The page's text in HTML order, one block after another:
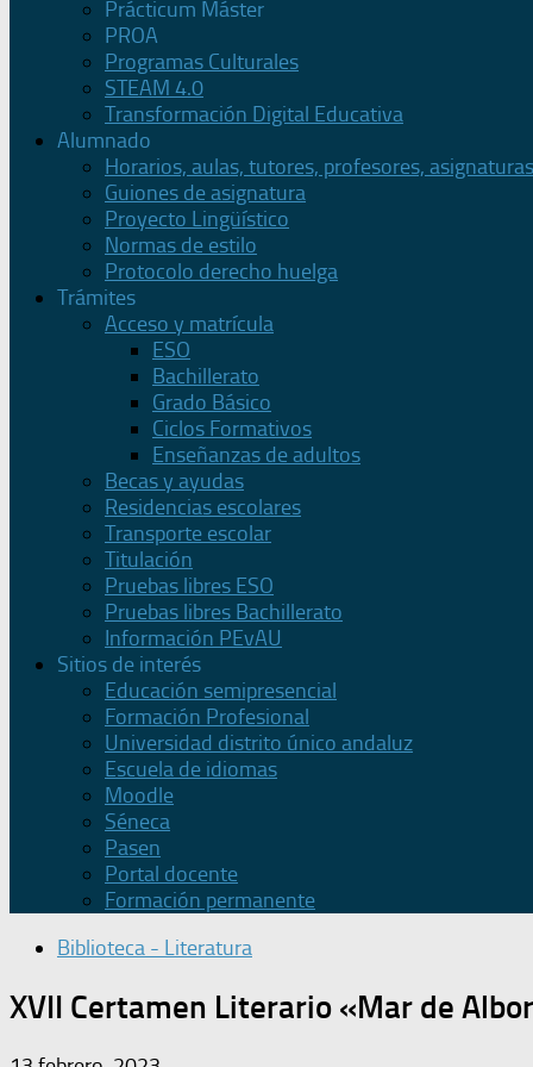
Prácticum Máster
PROA
Programas Culturales
STEAM 4.0
Transformación Digital Educativa
Alumnado
Horarios, aulas, tutores, profesores, asignaturas
Guiones de asignatura
Proyecto Lingüístico
Normas de estilo
Protocolo derecho huelga
Trámites
Acceso y matrícula
ESO
Bachillerato
Grado Básico
Ciclos Formativos
Enseñanzas de adultos
Becas y ayudas
Residencias escolares
Transporte escolar
Titulación
Pruebas libres ESO
Pruebas libres Bachillerato
Información PEvAU
Sitios de interés
Educación semipresencial
Formación Profesional
Universidad distrito único andaluz
Escuela de idiomas
Moodle
Séneca
Pasen
Portal docente
Formación permanente
Biblioteca - Literatura
XVII Certamen Literario «Mar de